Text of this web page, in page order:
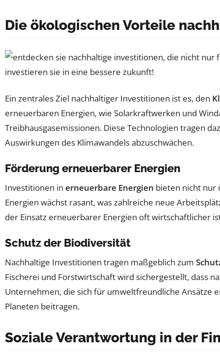
Die ökologischen Vorteile
Ein zentrales Ziel nachhaltiger Investitionen ist es, den
erneuerbaren Energien, wie Solarkraftwerken und
Treibhausgasemissionen. Diese Technologien tragen
Auswirkungen des Klimawandels abzuschwächen.
Förderung erneuerbarer Energien
Investitionen in erneuerbare Energien bieten nicht nur
Energien wächst rasant, was zahlreiche neue
der Einsatz erneuerbarer Energien oft wirtschaftlicher
Schutz der Biodiversität
Nachhaltige Investitionen tragen maßgeblich zum
Fischerei und Forstwirtschaft wird sichergestellt, dass
Unternehmen, die sich für umweltfreundliche Ansätze
Planeten beitragen.
Soziale Verantwortung in der